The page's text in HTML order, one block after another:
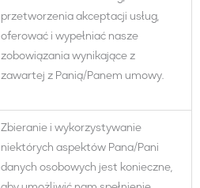
przetworzenia akceptacji usług,
oferować i wypełniać nasze
zobowiązania wynikające z
zawartej z Panią/Panem umowy.
Zbieranie i wykorzystywanie
niektórych aspektów Pana/Pani
danych osobowych jest konieczne,